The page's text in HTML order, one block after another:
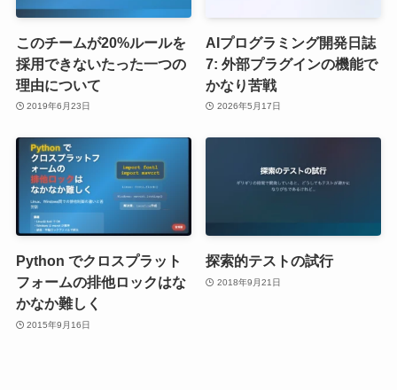
このチームが20%ルールを
採用できないたった一つの
理由について
2019年6月23日
AIプログラミング開発日誌
7: 外部プラグインの機能で
かなり苦戦
2026年5月17日
Python でクロスプラット
フォームの排他ロックはな
かなか難しく
2015年9月16日
探索的テストの試行
2018年9月21日